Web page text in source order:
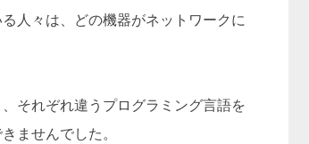
人々は、どの機器がネットワークに
それぞれ違うプログラミング言語を
ませんでした。